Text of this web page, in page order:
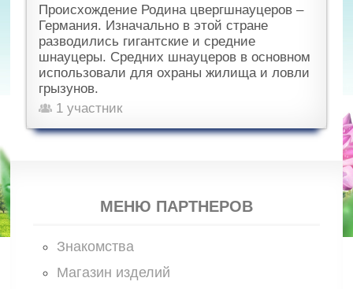
Происхождение Родина цвергшнауцеров –
Германия. Изначально в этой стране
разводились гигантские и средние
шнауцеры. Средних шнауцеров в основном
использовали для охраны жилища и ловли
грызунов.
1 участник
МЕНЮ ПАРТНЕРОВ
Знакомства
Магазин изделий